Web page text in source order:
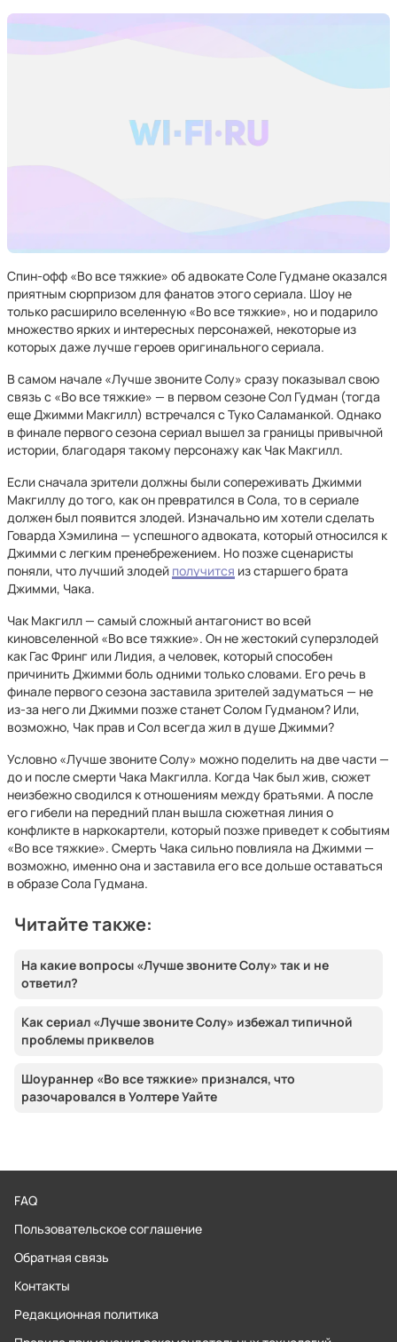
Спин-офф «Во все тяжкие» об адвокате Соле Гудмане оказался
приятным сюрпризом для фанатов этого сериала. Шоу не
только расширило вселенную «Во все тяжкие», но и подарило
множество ярких и интересных персонажей, некоторые из
которых даже лучше героев оригинального сериала.
В самом начале «Лучше звоните Солу» сразу показывал свою
связь с «Во все тяжкие» — в первом сезоне Сол Гудман (тогда
еще Джимми Макгилл) встречался с Туко Саламанкой. Однако
в финале первого сезона сериал вышел за границы привычной
истории, благодаря такому персонажу как Чак Макгилл.
Если сначала зрители должны были сопереживать Джимми
Макгиллу до того, как он превратился в Сола, то в сериале
должен был появится злодей. Изначально им хотели сделать
Говарда Хэмилина — успешного адвоката, который относился к
Джимми с легким пренебрежением. Но позже сценаристы
поняли, что лучший злодей получится из старшего брата
Джимми, Чака.
Чак Макгилл — самый сложный антагонист во всей
киновселенной «Во все тяжкие». Он не жестокий суперзлодей
как Гас Фринг или Лидия, а человек, который способен
причинить Джимми боль одними только словами. Его речь в
финале первого сезона заставила зрителей задуматься — не
из-за него ли Джимми позже станет Солом Гудманом? Или,
возможно, Чак прав и Сол всегда жил в душе Джимми?
Условно «Лучше звоните Солу» можно поделить на две части —
до и после смерти Чака Макгилла. Когда Чак был жив, сюжет
неизбежно сводился к отношениям между братьями. А после
его гибели на передний план вышла сюжетная линия о
конфликте в наркокартели, который позже приведет к событиям
«Во все тяжкие». Смерть Чака сильно повлияла на Джимми —
возможно, именно она и заставила его все дольше оставаться
в образе Сола Гудмана.
Читайте также:
На какие вопросы «Лучше звоните Солу» так и не
ответил?
Как сериал «Лучше звоните Солу» избежал типичной
проблемы приквелов
Шоураннер «Во все тяжкие» признался, что
разочаровался в Уолтере Уайте
FAQ
Пользовательское соглашение
Обратная связь
Контакты
Редакционная политика